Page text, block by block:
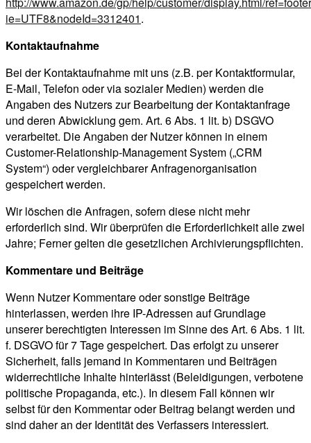
ie=UTF8&nodeId=3312401.
Kontaktaufnahme
Bei der Kontaktaufnahme mit uns (z.B. per Kontaktformular,
E-Mail, Telefon oder via sozialer Medien) werden die
Angaben des Nutzers zur Bearbeitung der Kontaktanfrage
und deren Abwicklung gem. Art. 6 Abs. 1 lit. b) DSGVO
verarbeitet. Die Angaben der Nutzer können in einem
Customer-Relationship-Management System („CRM
System“) oder vergleichbarer Anfragenorganisation
gespeichert werden.
Wir löschen die Anfragen, sofern diese nicht mehr
erforderlich sind. Wir überprüfen die Erforderlichkeit alle zwei
Jahre; Ferner gelten die gesetzlichen Archivierungspflichten.
Kommentare und Beiträge
Wenn Nutzer Kommentare oder sonstige Beiträge
hinterlassen, werden ihre IP-Adressen auf Grundlage
unserer berechtigten Interessen im Sinne des Art. 6 Abs. 1 lit.
f. DSGVO für 7 Tage gespeichert. Das erfolgt zu unserer
Sicherheit, falls jemand in Kommentaren und Beiträgen
widerrechtliche Inhalte hinterlässt (Beleidigungen, verbotene
politische Propaganda, etc.). In diesem Fall können wir
selbst für den Kommentar oder Beitrag belangt werden und
sind daher an der Identität des Verfassers interessiert.